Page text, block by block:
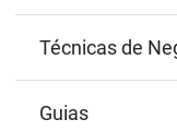
Técnicas de
Guias